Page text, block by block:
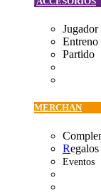
Jugador
Entreno
Partido
MERCHAN
R
Eventos